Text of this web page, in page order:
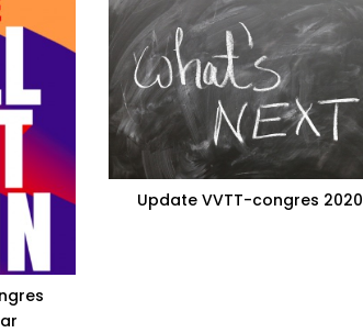
Update VVTT-congres 2020